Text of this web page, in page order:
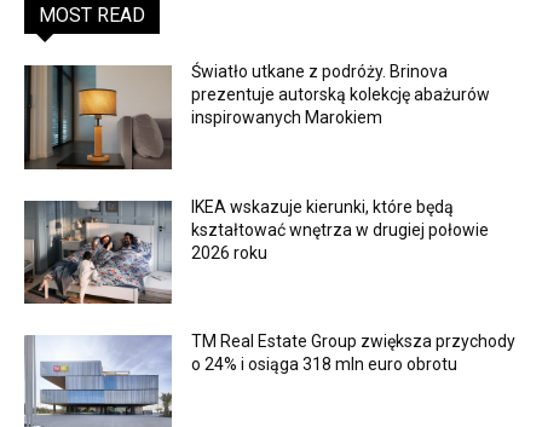
MOST READ
Światło utkane z podróży. Brinova
prezentuje autorską kolekcję abażurów
inspirowanych Marokiem
IKEA wskazuje kierunki, które będą
kształtować wnętrza w drugiej połowie
2026 roku
TM Real Estate Group zwiększa przychody
o 24% i osiąga 318 mln euro obrotu